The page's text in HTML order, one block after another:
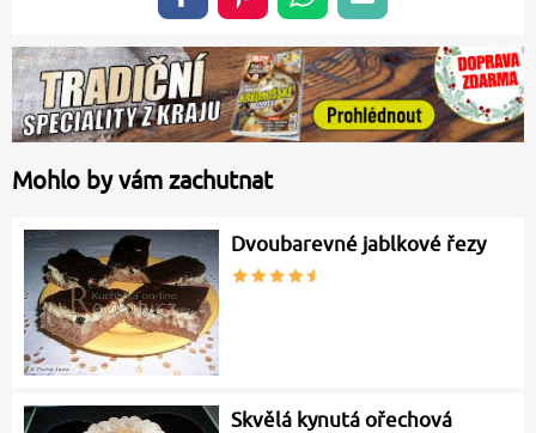
Mohlo by vám zachutnat
Dvoubarevné jablkové řezy
Skvělá kynutá ořechová